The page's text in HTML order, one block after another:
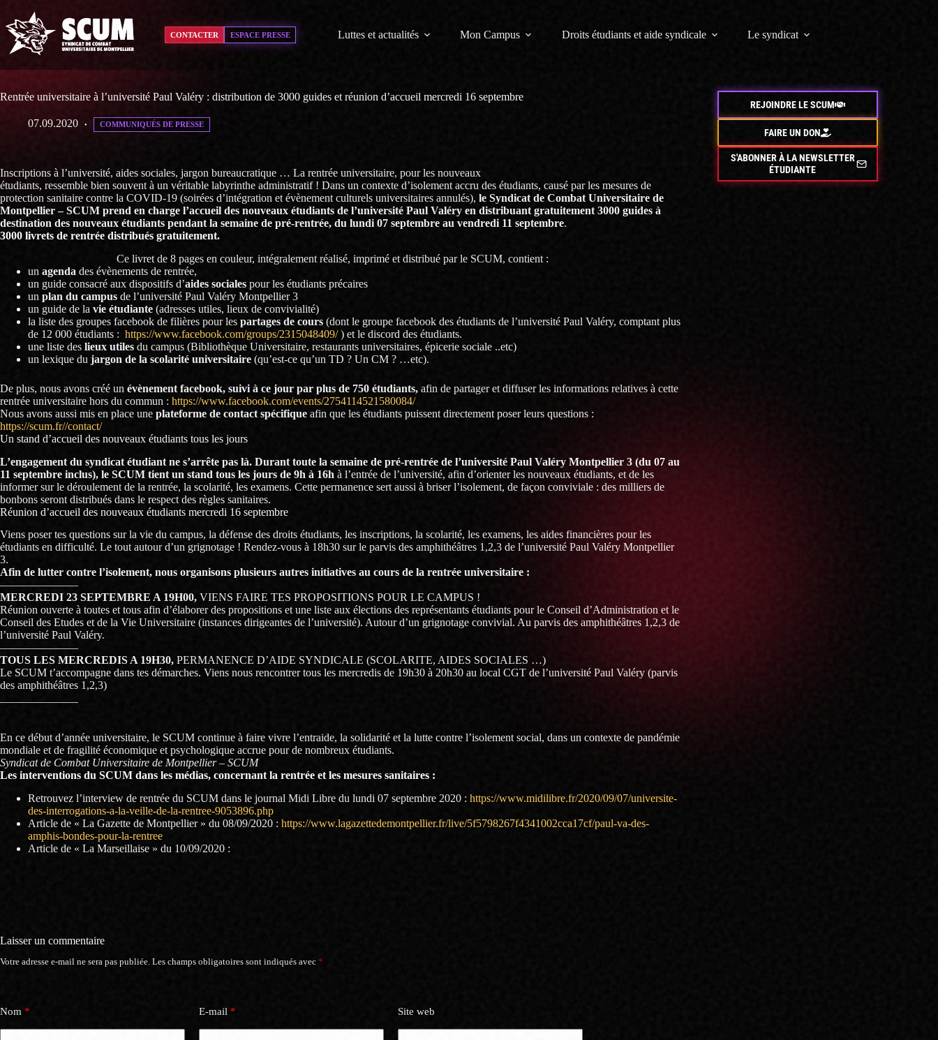
contenu
CONTACTER ESPACE PRESSE Luttes et actualités Mon Campus Droits étudiants et aide syndicale Le syndicat
Rentrée universitaire à l’université Paul Valéry : distribution de 3000 guides et réunion d’accueil mercredi 16 septembre
07.09.2020 COMMUNIQUÉS DE PRESSE
Inscriptions à l’université, aides sociales, jargon bureaucratique … La rentrée universitaire, pour les nouveaux
étudiants, ressemble bien souvent à un véritable labyrinthe administratif ! Dans un contexte d’isolement accru des étudiants, causé par les mesures de
protection sanitaire contre la COVID-19 (soirées d’intégration et évènement culturels universitaires annulés), le Syndicat de Combat Universitaire de
Montpellier – SCUM prend en charge l’accueil des nouveaux étudiants de l’université Paul Valéry en distribuant gratuitement 3000 guides à
destination des nouveaux étudiants pendant la semaine de pré-rentrée, du lundi 07 septembre au vendredi 11 septembre.
3000 livrets de rentrée distribués gratuitement.
Ce livret de 8 pages en couleur, intégralement réalisé, imprimé et distribué par le SCUM, contient :
un agenda des évènements de rentrée,
un guide consacré aux dispositifs d’aides sociales pour les étudiants précaires
un plan du campus de l’université Paul Valéry Montpellier 3
un guide de la vie étudiante (adresses utiles, lieux de convivialité)
la liste des groupes facebook de filières pour les partages de cours (dont le groupe facebook des étudiants de l’université Paul Valéry, comptant plus
de 12 000 étudiants : https://www.facebook.com/groups/2315048409/) et le discord des étudiants.
une liste des lieux utiles du campus (Bibliothèque Universitaire, restaurants universitaires, épicerie sociale ..etc)
un lexique du jargon de la scolarité universitaire (qu’est-ce qu’un TD ? Un CM ? …etc).
De plus, nous avons créé un évènement facebook, suivi à ce jour par plus de 750 étudiants, afin de partager et diffuser les informations relatives à cette
rentrée universitaire hors du commun : https://www.facebook.com/events/2754114521580084/
Nous avons aussi mis en place une plateforme de contact spécifique afin que les étudiants puissent directement poser leurs questions :
https://scum.fr//contact/
Un stand d’accueil des nouveaux étudiants tous les jours
L’engagement du syndicat étudiant ne s’arrête pas là. Durant toute la semaine de pré-rentrée de l’université Paul Valéry Montpellier 3 (du 07 au
11 septembre inclus), le SCUM tient un stand tous les jours de 9h à 16h à l’entrée de l’université, afin d’orienter les nouveaux étudiants, et de les
informer sur le déroulement de la rentrée, la scolarité, les examens. Cette permanence sert aussi à briser l’isolement, de façon conviviale : des milliers de
bonbons seront distribués dans le respect des règles sanitaires.
Réunion d’accueil des nouveaux étudiants mercredi 16 septembre
Viens poser tes questions sur la vie du campus, la défense des droits étudiants, les inscriptions, la scolarité, les examens, les aides financières pour les
étudiants en difficulté. Le tout autour d’un grignotage ! Rendez-vous à 18h30 sur le parvis des amphithéâtres 1,2,3 de l’université Paul Valéry Montpellier
3.
Afin de lutter contre l’isolement, nous organisons plusieurs autres initiatives au cours de la rentrée universitaire :
———————
MERCREDI 23 SEPTEMBRE A 19H00, VIENS FAIRE TES PROPOSITIONS POUR LE CAMPUS !
Réunion ouverte à toutes et tous afin d’élaborer des propositions et une liste aux élections des représentants étudiants pour le Conseil d’Administration et le
Conseil des Etudes et de la Vie Universitaire (instances dirigeantes de l’université). Autour d’un grignotage convivial. Au parvis des amphithéâtres 1,2,3 de
l’université Paul Valéry.
———————
TOUS LES MERCREDIS A 19H30, PERMANENCE D’AIDE SYNDICALE (SCOLARITE, AIDES SOCIALES …)
Le SCUM t’accompagne dans tes démarches. Viens nous rencontrer tous les mercredis de 19h30 à 20h30 au local CGT de l’université Paul Valéry (parvis
des amphithéâtres 1,2,3)
———————
En ce début d’année universitaire, le SCUM continue à faire vivre l’entraide, la solidarité et la lutte contre l’isolement social, dans un contexte de pandémie
mondiale et de fragilité économique et psychologique accrue pour de nombreux étudiants.
Syndicat de Combat Universitaire de Montpellier – SCUM
Les interventions du SCUM dans les médias, concernant la rentrée et les mesures sanitaires :
Retrouvez l’interview de rentrée du SCUM dans le journal Midi Libre du lundi 07 septembre 2020 : https://www.midilibre.fr/2020/09/07/universite-
des-interrogations-a-la-veille-de-la-rentree-9053896.php
Article de « La Gazette de Montpellier » du 08/09/2020 : https://www.lagazettedemontpellier.fr/live/5f5798267f4341002cca17cf/paul-va-des-
amphis-bondes-pour-la-rentree
Article de « La Marseillaise » du 10/09/2020 :
REJOINDRE LE SCUM
FAIRE UN DON
S'ABONNER À LA NEWSLETTER
ÉTUDIANTE
Laisser un commentaire
Votre adresse e-mail ne sera pas publiée. Les champs obligatoires sont indiqués avec *
Nom * E-mail * Site web